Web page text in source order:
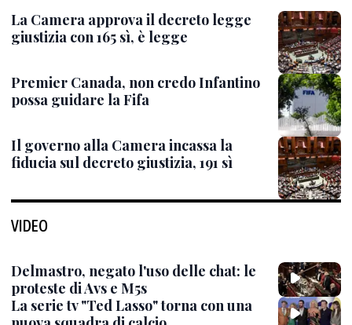
La Camera approva il decreto legge
giustizia con 165 sì, è legge
Premier Canada, non credo Infantino
possa guidare la Fifa
Il governo alla Camera incassa la
fiducia sul decreto giustizia, 191 sì
VIDEO
Delmastro, negato l'uso delle chat: le
proteste di Avs e M5s
La serie tv "Ted Lasso" torna con una